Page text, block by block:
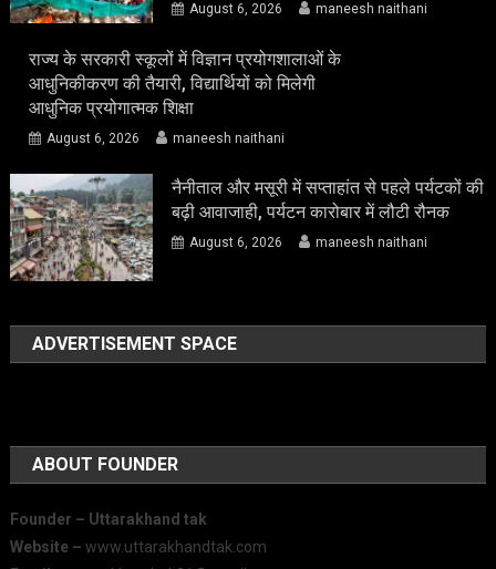
August 6, 2026 maneesh naithani
राज्य के सरकारी स्कूलों में विज्ञान प्रयोगशालाओं के
आधुनिकीकरण की तैयारी, विद्यार्थियों को मिलेगी
आधुनिक प्रयोगात्मक शिक्षा
August 6, 2026 maneesh naithani
नैनीताल और मसूरी में सप्ताहांत से पहले पर्यटकों की
बढ़ी आवाजाही, पर्यटन कारोबार में लौटी रौनक
August 6, 2026 maneesh naithani
ADVERTISEMENT SPACE
ABOUT FOUNDER
Founder – Uttarakhand tak
Website – www.uttarakhandtak.com